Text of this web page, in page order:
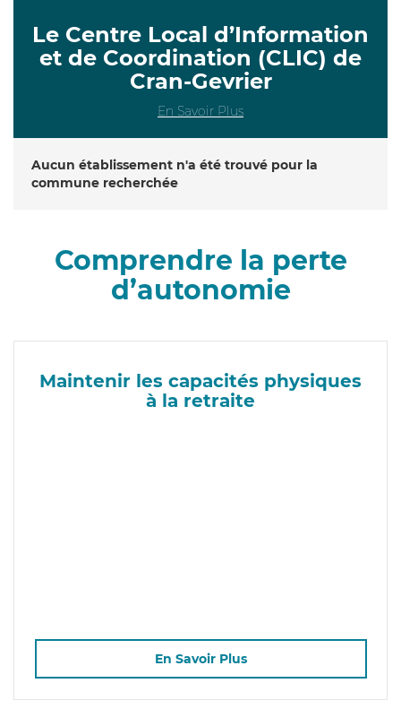
Le Centre Local d’Information
et de Coordination (CLIC) de
Cran-Gevrier
En Savoir Plus
Aucun établissement n'a été trouvé pour la
commune recherchée
Comprendre la perte
d’autonomie
Maintenir les capacités physiques
à la retraite
En Savoir Plus